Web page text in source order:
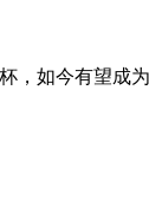
如今有望成